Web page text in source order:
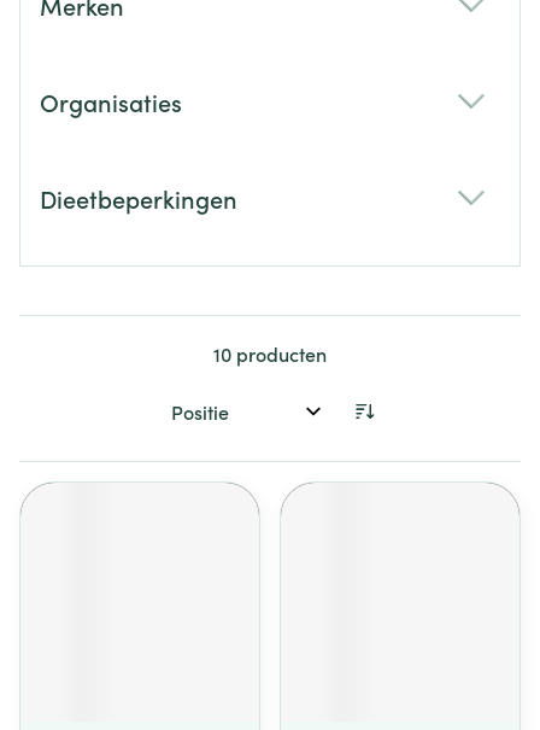
Organisaties
Dieetbeperkingen
10 producten
Sorteer op: